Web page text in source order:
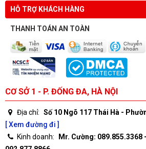
HỖ TRỢ KHÁCH HÀNG
THANH TOÁN AN TOÀN
CƠ SỞ 1 - P. ĐỐNG ĐA, HÀ NỘI
Địa chỉ: Số 10 Ngõ 117 Thái Hà -
[ Xem đường đi ]
Kinh doanh:
Mr. Cường: 089.855.3368